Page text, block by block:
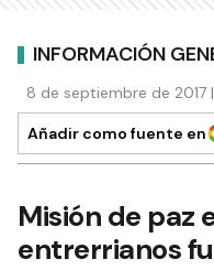
INFORMACIÓN
8 de septiembre de
Añadir como fuente en
Misión de paz
entrerrianos